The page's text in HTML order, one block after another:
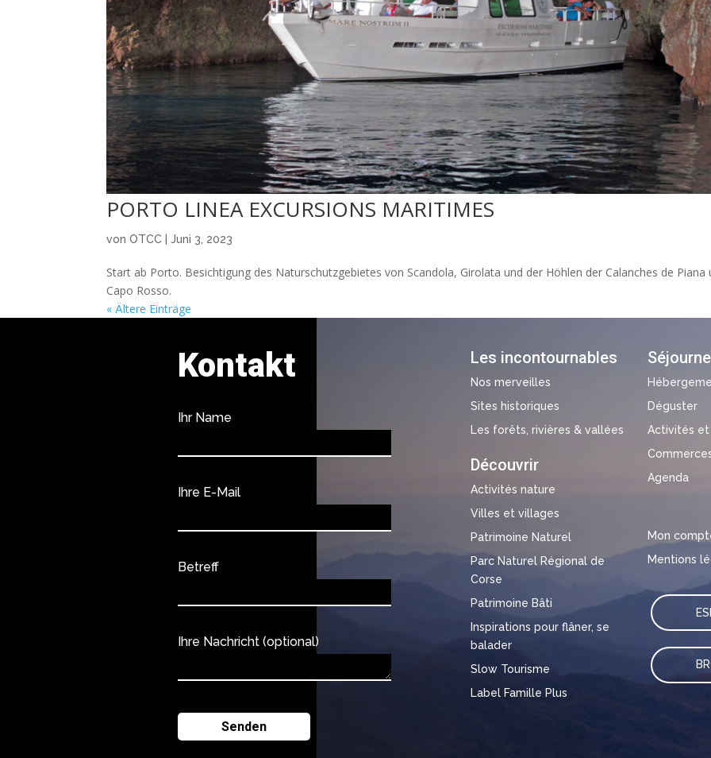
PORTO LINEA EXCURSIONS MARITIMES
vonOTCC |Juni 3, 2023
Start ab Porto. Besichtigung des Naturschutzgebietes von Scandola, Girolata und der Höhlen der Calanches de Piana
Capo Rosso.
« Ältere Einträge
Les incontournables
Nos merveilles
Sites historiques
Les forêts, rivières & vallées
Découvrir
Activités nature
Villes et villages
Patrimoine Naturel
Parc Naturel Régional de
Corse
Patrimoine Bâti
Inspirations pour flâner, se
balader
Slow Tourisme
Label Famille Plus
Déguster
Activités et
Agenda
Mon
Mentions
Kontakt
Ihr Name
Ihre E-Mail
Betreff
Ihre Nachricht (optional)